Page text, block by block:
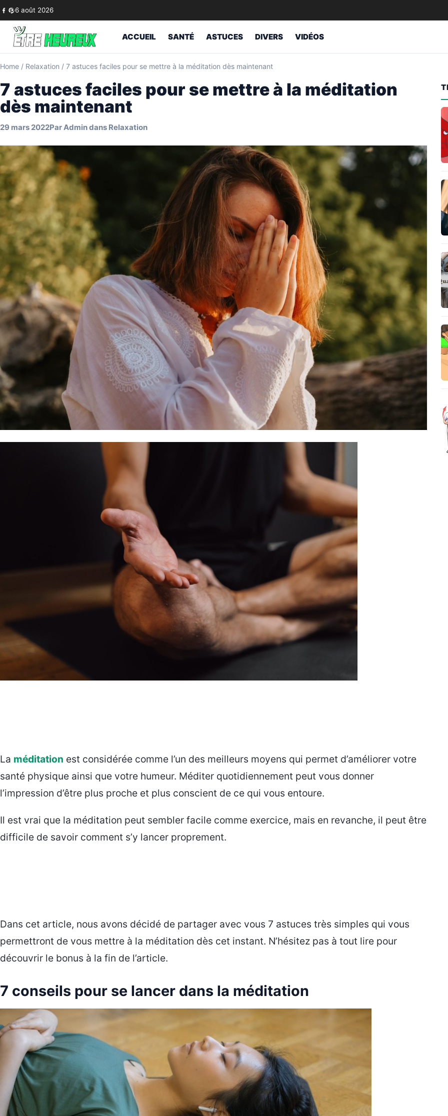
Skip to content
6 août 2026
ACCUEIL SANTÉ ASTUCES DIVERS VIDÉOS
Home / Relaxation / 7 astuces faciles pour se mettre à la méditation dès maintenant
7 astuces faciles pour se mettre à la méditation
dès maintenant
29 mars 2022ParAdmindans Relaxation
La méditation est considérée comme l’un des meilleurs moyens qui permet d’améliorer votre
santé physique ainsi que votre humeur. Méditer quotidiennement peut vous donner
l’impression d’être plus proche et plus conscient de ce qui vous entoure.
Il est vrai que la méditation peut sembler facile comme exercice, mais en revanche, il peut être
difficile de savoir comment s’y lancer proprement.
Dans cet article, nous avons décidé de partager avec vous 7 astuces très simples qui vous
permettront de vous mettre à la méditation dès cet instant. N’hésitez pas à tout lire pour
découvrir le bonus à la fin de l’article.
7 conseils pour se lancer dans la méditation